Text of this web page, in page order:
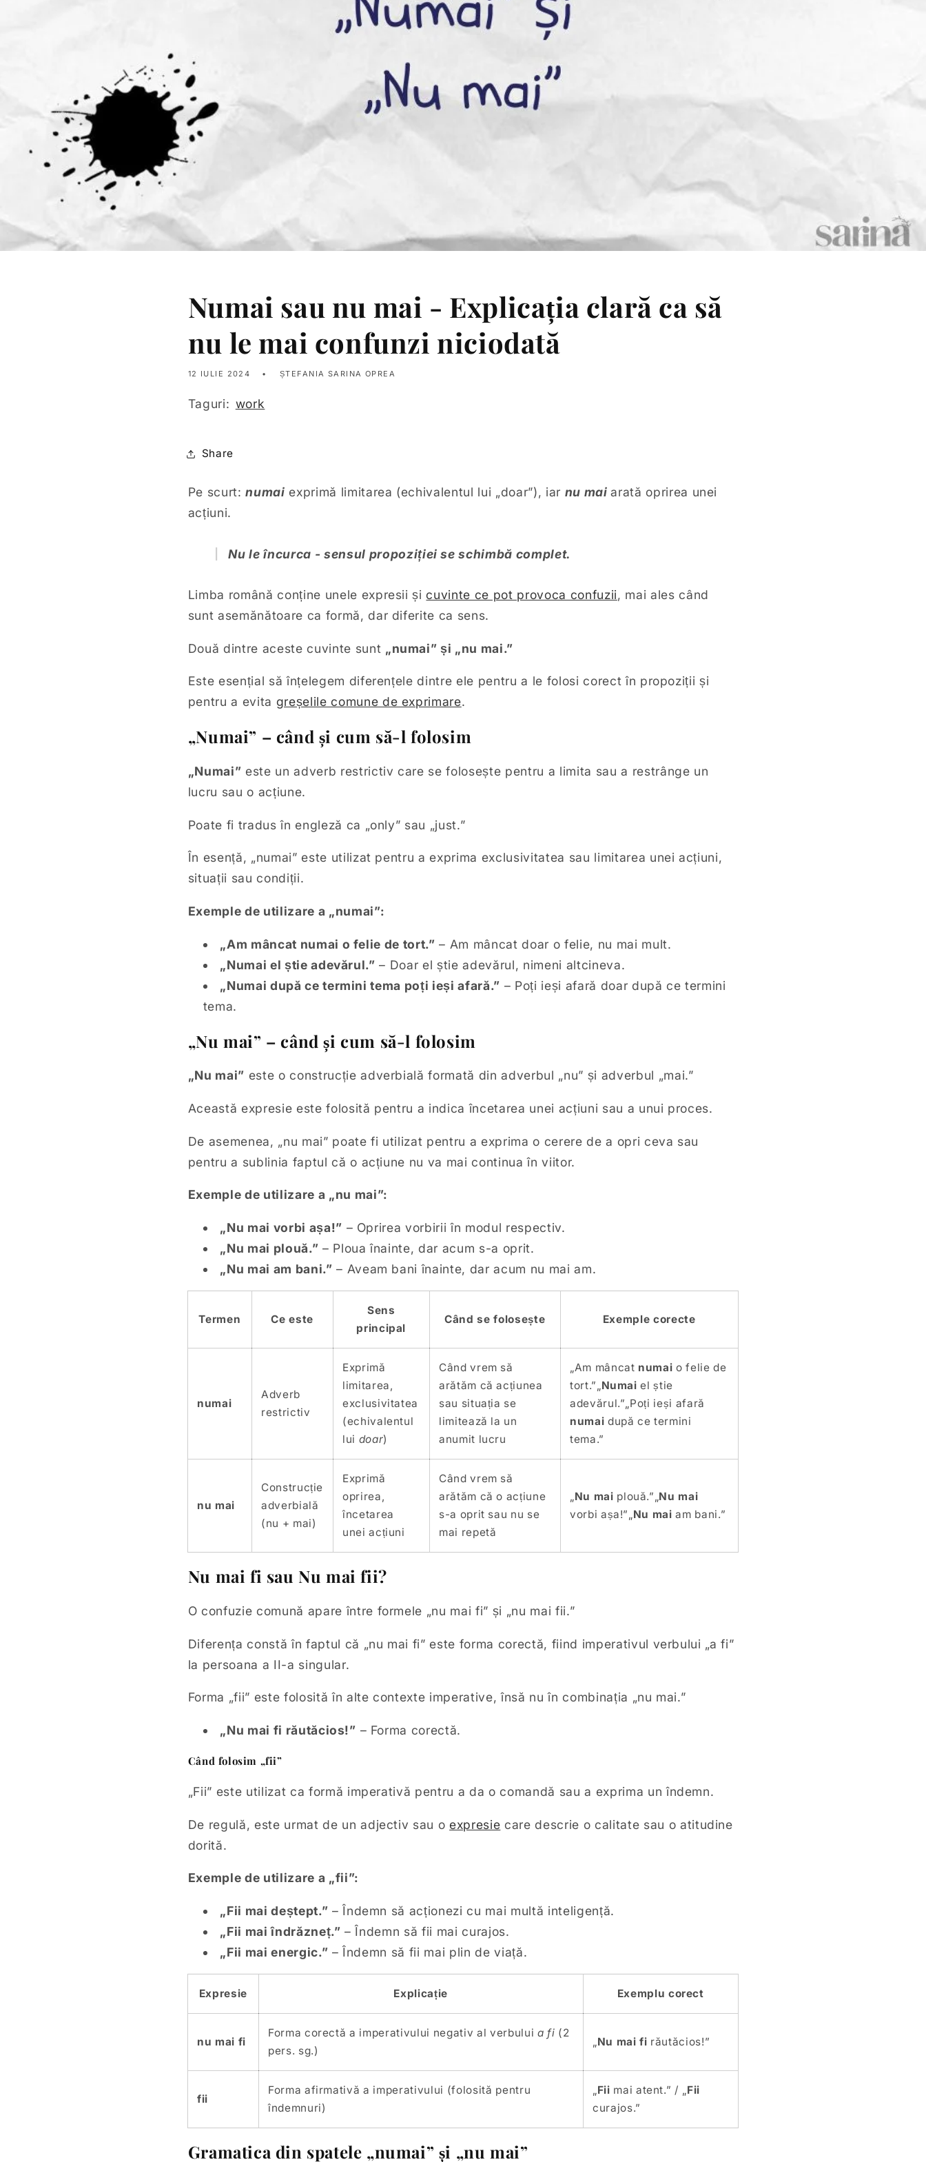
Numai sau nu mai - Explicația clară ca să
nu le mai confunzi niciodată
12 IULIE 2024 ȘTEFANIA SARINA OPREA
Taguri: work
Share
Pe scurt:numai exprimă limitarea (echivalentul lui „doar”), iar nu mai arată oprirea unei
acțiuni.
Nu le încurca - sensul propoziției se schimbă complet.
Limba română conține unele expresii șicuvinte ce pot provoca confuzii, mai ales când
sunt asemănătoare ca formă, dar diferite ca sens.
Două dintre aceste cuvinte sunt „numai” și „nu mai.”
Este esențial să înțelegem diferențele dintre ele pentru a le folosi corect în propoziții și
pentru a evita greșelile comune de exprimare.
„Numai” – când și cum să-l folosim
„Numai” este un adverb restrictiv care se folosește pentru a limita sau a restrânge un
lucru sau o acțiune.
Poate fi tradus în engleză ca „only” sau „just.”
În esență, „numai” este utilizat pentru a exprima exclusivitatea sau limitarea unei acțiuni,
situații sau condiții.
Exemple de utilizare a „numai”:
„Am mâncat numai o felie de tort.” – Am mâncat doar o felie, nu mai mult.
„Numai el știe adevărul.” – Doar el știe adevărul, nimeni altcineva.
„Numai după ce termini tema poți ieși afară.” – Poți ieși afară doar după ce termini
tema.
„Nu mai” – când și cum să-l folosim
„Nu mai” este o construcție adverbială formată din adverbul „nu” și adverbul „mai.”
Această expresie este folosită pentru a indica încetarea unei acțiuni sau a unui proces.
De asemenea, „nu mai” poate fi utilizat pentru a exprima o cerere de a opri ceva sau
pentru a sublinia faptul că o acțiune nu va mai continua în viitor.
Exemple de utilizare a „nu mai”:
„Nu mai vorbi așa!” – Oprirea vorbirii în modul respectiv.
„Nu mai plouă.” – Ploua înainte, dar acum s-a oprit.
„Nu mai am bani.” – Aveam bani înainte, dar acum nu mai am.
Termen Ce este
Sens
principal
Când se folosește Exemple corecte
numai
Adverb
restrictiv
Exprimă
limitarea,
exclusivitatea
(echivalentul
lui doar)
Când vrem să
arătăm că acțiunea
sau situația se
limitează la un
anumit lucru
„Am mâncat numai o felie de
tort.”„Numai el știe
adevărul.”„Poți ieși afară
numai după ce termini
tema.”
nu mai
Construcție
adverbială
(nu + mai)
Exprimă
oprirea,
încetarea
unei acțiuni
Când vrem să
arătăm că o acțiune
s-a oprit sau nu se
mai repetă
„Nu mai plouă.”„Nu mai
vorbi așa!”„Nu mai am bani.”
Nu mai fi sau Nu mai fii?
O confuzie comună apare între formele „nu mai fi” și „nu mai fii.”
Diferența constă în faptul că „nu mai fi” este forma corectă, fiind imperativul verbului „a fi”
la persoana a II-a singular.
Forma „fii” este folosită în alte contexte imperative, însă nu în combinația „nu mai.”
„Nu mai fi răutăcios!” – Forma corectă.
Când folosim „fii”
„Fii” este utilizat ca formă imperativă pentru a da o comandă sau a exprima un îndemn.
De regulă, este urmat de un adjectiv sau o expresie care descrie o calitate sau o atitudine
dorită.
Exemple de utilizare a „fii”:
„Fii mai deștept.” –Îndemn să acționezi cu mai multă inteligență.
„Fii mai îndrăzneț.” – Îndemn să fii mai curajos.
„Fii mai energic.” – Îndemn să fii mai plin de viață.
Expresie Explicație Exemplu corect
nu mai fi
Forma corectă a imperativului negativ al verbului a fi (2
pers. sg.)
„Nu mai fi răutăcios!”
fii
Forma afirmativă a imperativului (folosită pentru
îndemnuri)
„Fii mai atent.” / „Fii
curajos.”
Gramatica din spatele „numai” și „nu mai”